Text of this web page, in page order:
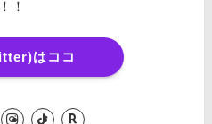
！
はココ